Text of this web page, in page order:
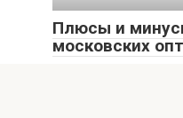
Плюсы и
московских